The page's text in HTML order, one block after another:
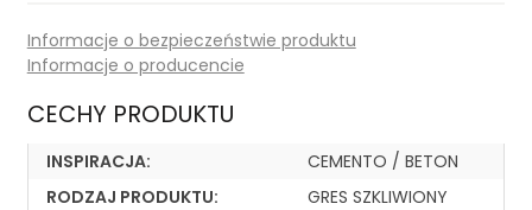
Informacje o bezpieczeństwie produktu
Informacje o producencie
CECHY PRODUKTU
INSPIRACJA:
CEMENTO / BETON
RODZAJ PRODUKTU:
GRES SZKLIWIONY